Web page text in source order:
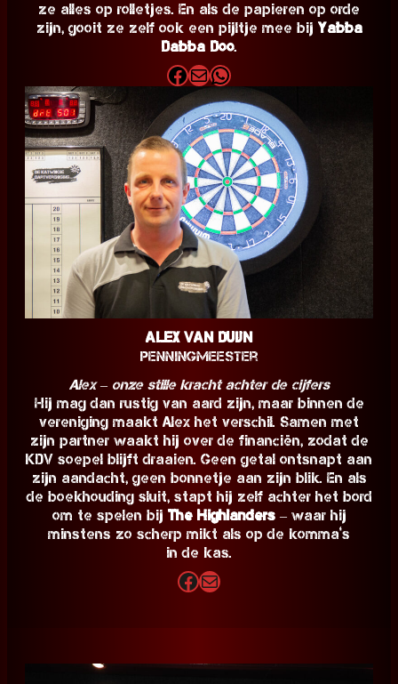
ze alles op rolletjes. En als de papieren op orde
zijn, gooit ze zelf ook een pijltje mee bij Yabba
Dabba Doo.
Facebook E-mail WhatsApp
Alex van Duijn
Penningmeester
Alex – onze stille kracht achter de cijfers
Hij mag dan rustig van aard zijn, maar binnen de
vereniging maakt Alex het verschil. Samen met
zijn partner waakt hij over de financiën, zodat de
KDV soepel blijft draaien. Geen getal ontsnapt aan
zijn aandacht, geen bonnetje aan zijn blik. En als
de boekhouding sluit, stapt hij zelf achter het bord
om te spelen bij The Highlanders– waar hij
minstens zo scherp mikt als op de komma’s
in de kas.
Facebook E-mail